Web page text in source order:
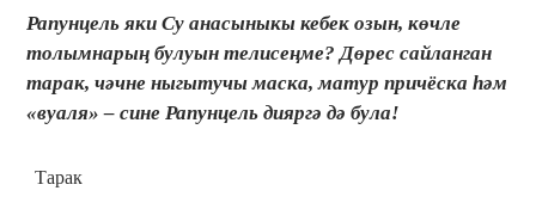
Рапунцель яки Су анасыныкы кебек озын, көчле
толымнарың булуын телисеңме? Дөрес сайланган
тарак, чәчне ныгытучы маска, матур причёска һәм
«вуаля» – сине Рапунцель дияргә дә була!
Тарак